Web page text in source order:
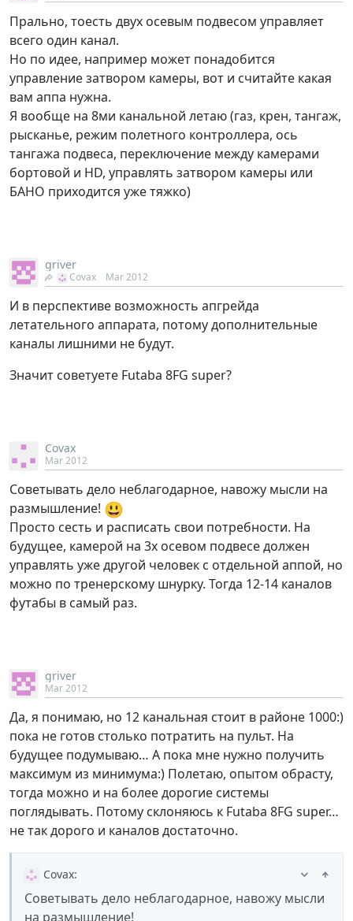
Прально, тоесть двух осевым подвесом управляет
всего один канал.
Но по идее, например может понадобится
управление затвором камеры, вот и считайте какая
вам аппа нужна.
Я вообще на 8ми канальной летаю (газ, крен, тангаж,
рысканье, режим полетного контроллера, ось
тангажа подвеса, переключение между камерами
бортовой и HD, управлять затвором камеры или
БАНО приходится уже тяжко)
griver
Covax Mar 2012
И в перспективе возможность апгрейда
летательного аппарата, потому дополнительные
каналы лишними не будут.
Значит советуете Futaba 8FG super?
Covax
Mar 2012
Советывать дело неблагодарное, навожу мысли на
размышление! 😃
Просто сесть и расписать свои потребности. На
будущее, камерой на 3х осевом подвесе должен
управлять уже другой человек с отдельной аппой, но
можно по тренерскому шнурку. Тогда 12-14 каналов
футабы в самый раз.
griver
Mar 2012
Да, я понимаю, но 12 канальная стоит в районе 1000:)
пока не готов столько потратить на пульт. На
будущее подумываю… А пока мне нужно получить
максимум из минимума:) Полетаю, опытом обрасту,
тогда можно и на более дорогие системы
поглядывать. Потому склоняюсь к Futaba 8FG super…
не так дорого и каналов достаточно.
Covax:
Советывать дело неблагодарное, навожу мысли
на размышление!